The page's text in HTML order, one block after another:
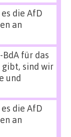
es die AfD
an
BdA für das
gibt, sind wir
und
es die AfD
an